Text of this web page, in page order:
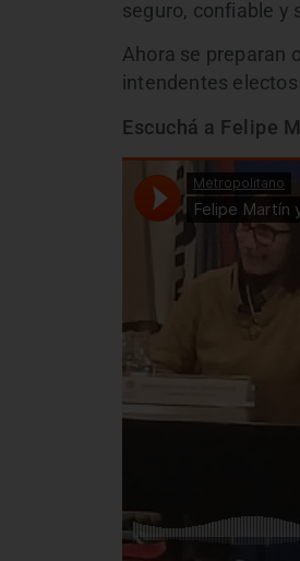
seguro, confiable y
Ahora se preparan
intendentes
Escuchá a Felipe